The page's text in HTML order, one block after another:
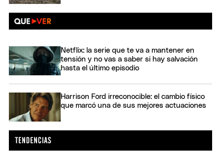
Netflix: la serie que te va a mantener en
tensión y no vas a saber si hay salvación
hasta el último episodio
Harrison Ford irreconocible: el cambio físico
que marcó una de sus mejores actuaciones